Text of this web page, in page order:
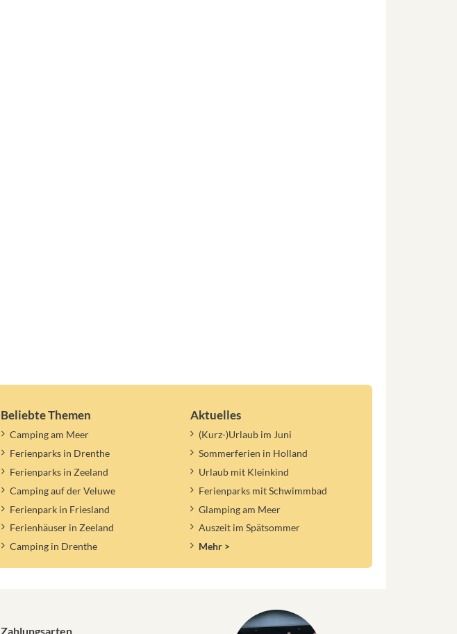
Beliebte Themen
Camping am Meer
Ferienparks in Drenthe
Ferienparks in Zeeland
Camping auf der Veluwe
Ferienpark in Friesland
Ferienhäuser in Zeeland
Camping in Drenthe
Aktuelles
(Kurz-)Urlaub im Juni
Sommerferien in Holland
Urlaub mit Kleinkind
Ferienparks mit Schwimmbad
Glamping am Meer
Auszeit im Spätsommer
Mehr >
Zahlungsarten